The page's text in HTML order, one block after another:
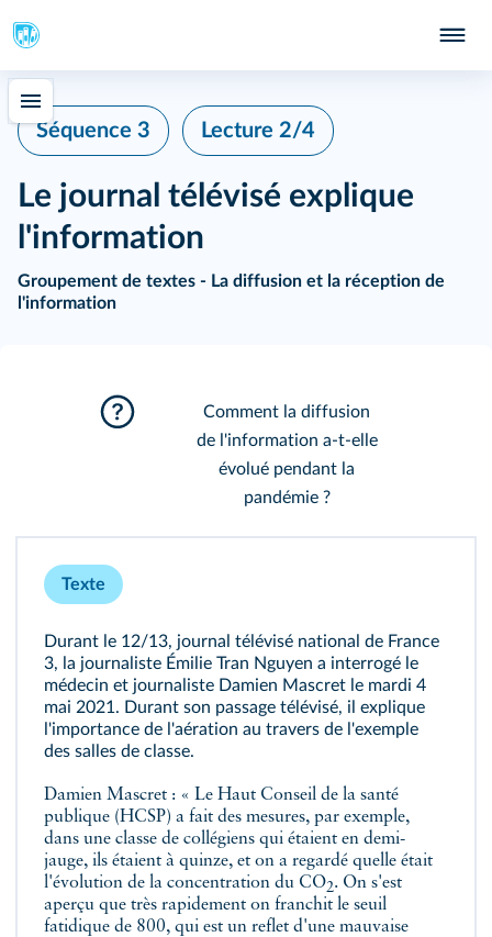
Séquence 3 Lecture 2/4
Le journal télévisé explique
l'information
Groupement de textes - La diffusion et la réception de
l'information
Comment la diffusion
de l'information a-t-elle
évolué pendant la
pandémie ?
Texte
Durant le 12/13, journal télévisé national de France
3, la journaliste Émilie Tran Nguyen a interrogé le
médecin et journaliste Damien Mascret le mardi 4
mai 2021. Durant son passage télévisé, il explique
l'importance de l'aération au travers de l'exemple
des salles de classe.
Damien Mascret : « Le Haut Conseil de la santé
publique (HCSP) a fait des mesures, par exemple,
dans une classe de collégiens qui étaient en demi-
jauge, ils étaient à quinze, et on a regardé quelle était
l'évolution de la concentration du CO2. On s'est
aperçu que très rapidement on franchit le seuil
fatidique de 800, qui est un reflet d'une mauvaise